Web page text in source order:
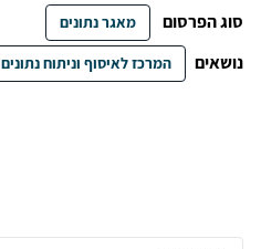
סוג הפרסום מאגר נתונים
נושאים המרכז לאיסוף וניתוח נתונים